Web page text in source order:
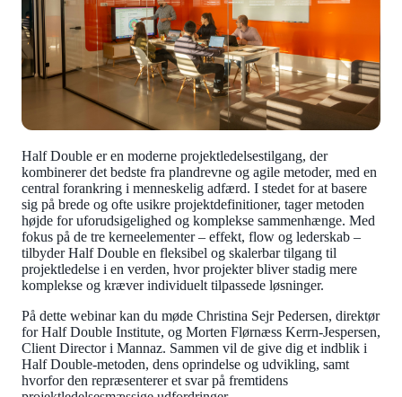
Half Double er en moderne projektledelsestilgang, der
kombinerer det bedste fra plandrevne og agile metoder, med en
central forankring i menneskelig adfærd. I stedet for at basere
sig på brede og ofte usikre projektdefinitioner, tager metoden
højde for uforudsigelighed og komplekse sammenhænge. Med
fokus på de tre kerneelementer – effekt, flow og lederskab –
tilbyder Half Double en fleksibel og skalerbar tilgang til
projektledelse i en verden, hvor projekter bliver stadig mere
komplekse og kræver individuelt tilpassede løsninger.
På dette webinar kan du møde Christina Sejr Pedersen, direktør
for Half Double Institute, og Morten Flørnæss Kerrn-Jespersen,
Client Director i Mannaz. Sammen vil de give dig et indblik i
Half Double-metoden, dens oprindelse og udvikling, samt
hvorfor den repræsenterer et svar på fremtidens